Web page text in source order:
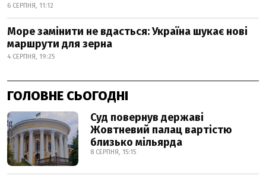
6 СЕРПНЯ, 11:12
Море замінити не вдасться: Україна шукає нові
маршрути для зерна
4 СЕРПНЯ, 19:25
ГОЛОВНЕ СЬОГОДНІ
Суд повернув державі
Жовтневий палац вартістю
близько мільярда
8 СЕРПНЯ, 15:15